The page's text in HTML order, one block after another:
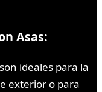
Asas:
ideales para la
exterior o para